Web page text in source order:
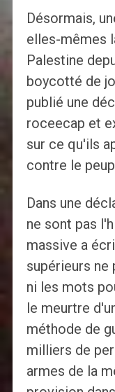
Désormais,
elles-mêmes
Palestine
boycotté de
publié une
roceecap et
sur ce qu'ils
contre le
Dans une
ne sont pas
massive a
supérieurs ne
ni les mots
le meurtre
méthode de
milliers de
armes de la